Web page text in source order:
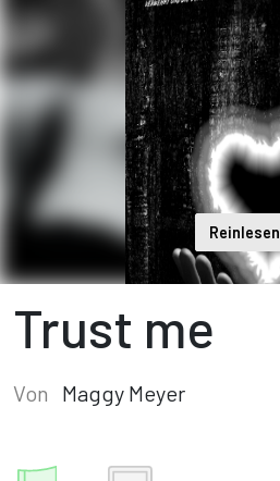
Reinlesen
Trust me
Von Maggy Meyer